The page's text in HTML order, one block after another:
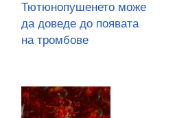
Тютюнопушенето може
да доведе до появата
на тромбове